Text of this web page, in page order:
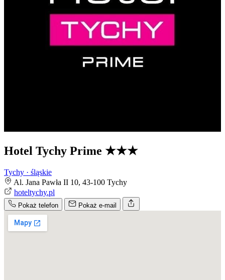
Hotel Tychy Prime ★★★
Tychy · śląskie
Al. Jana Pawła II 10, 43-100 Tychy
hoteltychy.pl
Pokaż telefon Pokaż e-mail